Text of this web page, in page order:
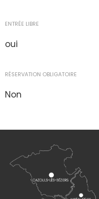
ENTRÉE LIBRE
oui
RÉSERVATION OBLIGATOIRE
Non